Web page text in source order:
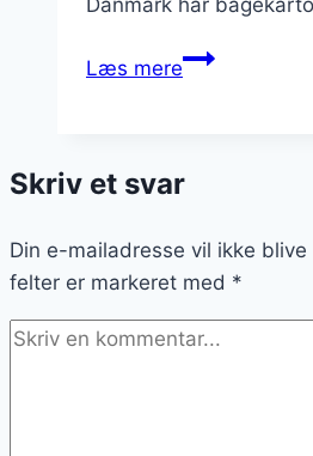
Læs mereLettere
Skriv et svar
Din e-mailadresse vil ikke
felter er markeret med *